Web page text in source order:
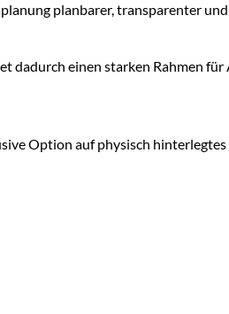
planbarer, transparenter
dadurch einen starken Rahmen für
Option auf physisch hinterlegtes